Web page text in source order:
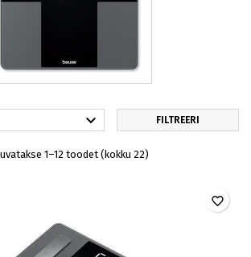
 FILTREERI
1–12 toodet (kokku 22)
favorite_border